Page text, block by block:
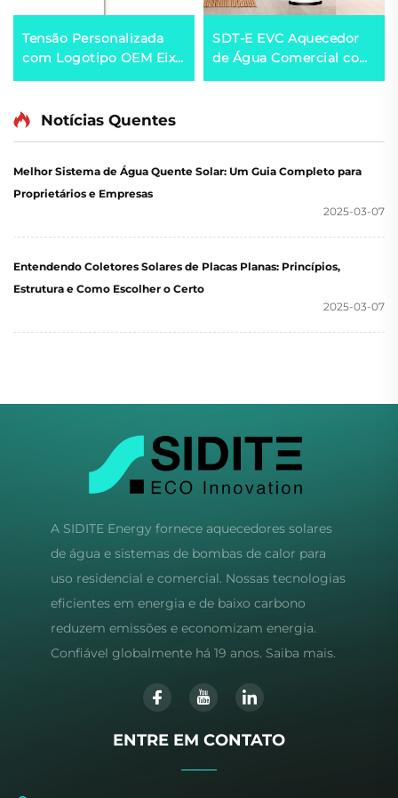
Tensão Personalizada
com Logotipo OEM Eixo
Horizontal Gerador
Sistema de Energia
SDT-E EVC Aquecedor
de Água Comercial com
Bomba de Calor AC
Residências
Notícias Quentes
Melhor Sistema de Água Quente Solar: Um Guia Completo para
Proprietários e Empresas
2025-03-07
Entendendo Coletores Solares de Placas Planas: Princípios,
Estrutura e Como Escolher o Certo
2025-03-07
A SIDITE Energy fornece aquecedores solares
de água e sistemas de bombas de calor para
uso residencial e comercial. Nossas tecnologias
eficientes em energia e de baixo carbono
reduzem emissões e economizam energia.
Confiável globalmente há 19 anos. Saiba mais.
ENTRE EM CONTATO